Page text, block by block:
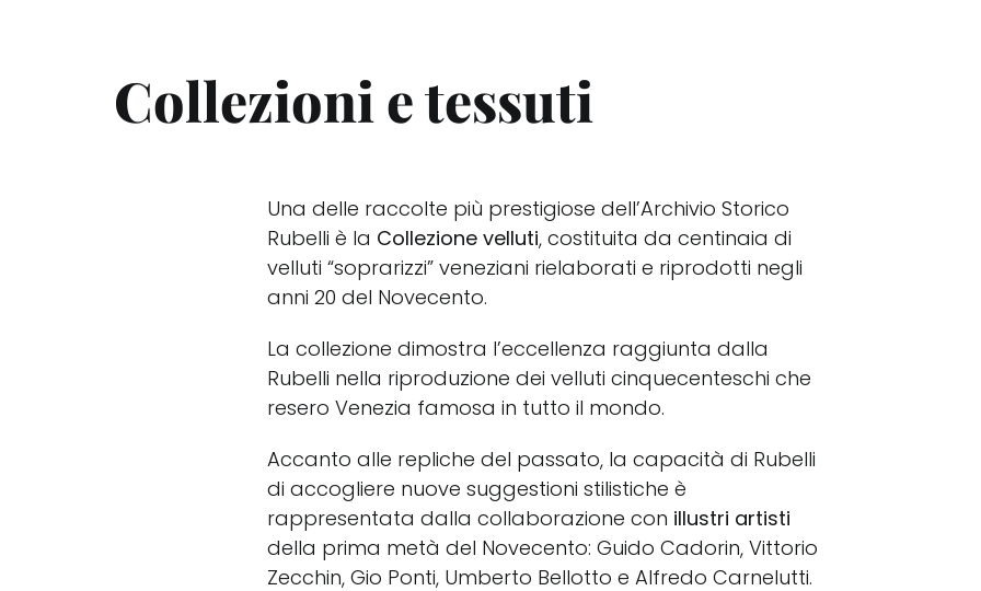
Collezioni e tessuti
Una delle raccolte più prestigiose dell’Archivio Storico
Rubelli è la Collezione velluti, costituita da centinaia di
velluti “soprarizzi” veneziani rielaborati e riprodotti negli
anni 20 del Novecento.
La collezione dimostra l’eccellenza raggiunta dalla
Rubelli nella riproduzione dei velluti cinquecenteschi che
resero Venezia famosa in tutto il mondo.
Accanto alle repliche del passato, la capacità di Rubelli
di accogliere nuove suggestioni stilistiche è
rappresentata dalla collaborazione con illustri artisti
della prima metà del Novecento: Guido Cadorin, Vittorio
Zecchin, Gio Ponti, Umberto Bellotto e Alfredo Carnelutti.